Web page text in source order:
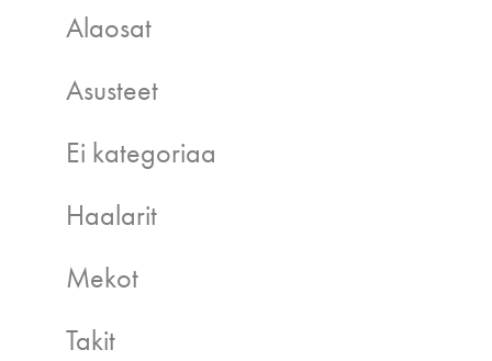
Alaosat
Asusteet
Ei kategoriaa
Haalarit
Mekot
Takit